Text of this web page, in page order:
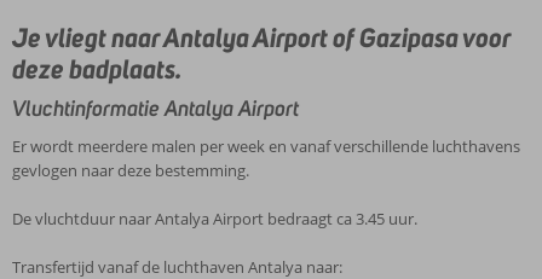
Je vliegt naar Antalya Airport of Gazipasa voor
deze badplaats.
Vluchtinformatie Antalya Airport
Er wordt meerdere malen per week en vanaf verschillende luchthavens
gevlogen naar deze bestemming.
De vluchtduur naar Antalya Airport bedraagt ca 3.45 uur.
Transfertijd vanaf de luchthaven Antalya naar: